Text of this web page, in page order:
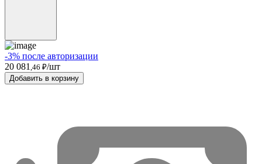
-3% после авторизации
20 081 ,46 ₽/шт
Добавить в корзину